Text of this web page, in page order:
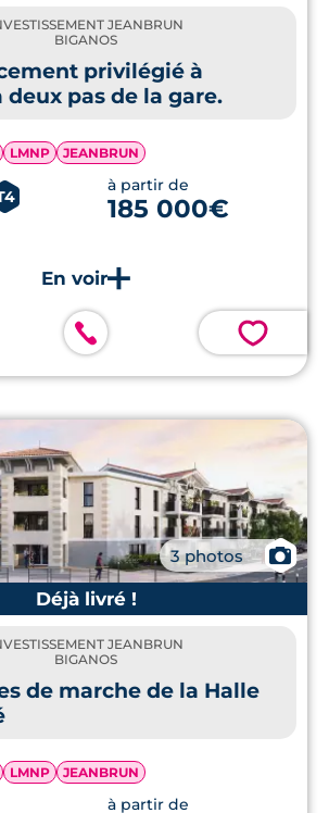
JEANBRUN
BIGANOS
privilégié à
deux pas de la gare.
LMNP JEANBRUN
à partir de
185 000€
💗
3 photos
📷
Déjà livré !
JEANBRUN
BIGANOS
de marche de la Halle
LMNP JEANBRUN
à partir de